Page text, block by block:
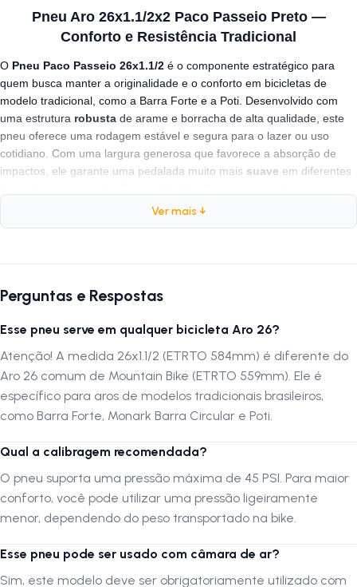
Pneu Aro 26x1.1/2x2 Paco Passeio Preto —
Conforto e Resistência Tradicional
O Pneu Paco Passeio 26x1.1/2 é o componente estratégico para
quem busca manter a originalidade e o conforto em bicicletas de
modelo tradicional, como a Barra Forte e a Poti. Desenvolvido com
uma estrutura robusta de arame e borracha de alta qualidade, este
pneu oferece uma rodagem estável e segura para o lazer ou uso
cotidiano. Com uma largura generosa que favorece a absorção de
impactos, ele garante uma pedalada muito mais suave em diferentes
mecânica e busca um produto
manutenção da bike com total eficiência.
Marca:Paco
Modelo:Passeio
Composição:
Borracha com estrutura em Arame
24 TPI
Cor:Preto
Por que comprar este produto?
durabilidade. Projetado para bicicletas que enfrentam o dia a dia, sua
Ver mais ↓
Perguntas e Respostas
Esse pneu serve em qualquer bicicleta Aro 26?
Atenção! A medida 26x1.1/2 (ETRTO 584mm) é diferente do
Aro 26 comum de Mountain Bike (ETRTO 559mm). Ele é
específico para aros de modelos tradicionais brasileiros,
como Barra Forte, Monark Barra Circular e Poti.
Qual a calibragem recomendada?
O pneu suporta uma pressão máxima de 45 PSI. Para maior
conforto, você pode utilizar uma pressão ligeiramente
menor, dependendo do peso transportado na bike.
Esse pneu pode ser usado com câmara de ar?
Sim, este modelo deve ser obrigatoriamente utilizado com